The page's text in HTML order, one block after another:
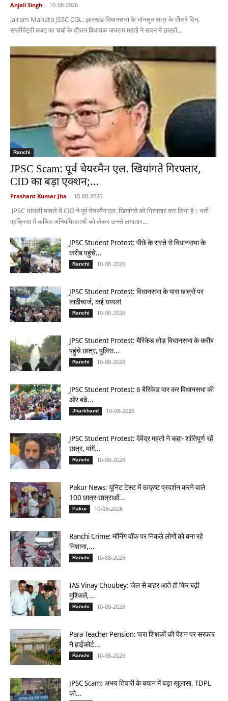
Anjali Singh - 10-08-2026
Jairam Mahato JSSC CGL: झारखंड विधानसभा के मॉनसून सत्र के तीसरे दिन,
सप्लीमेंट्री बजट पर चर्चा के दौरान विधायक जयराम महतो ने सदन में छात्रों...
Ranchi
JPSC Scam: पूर्व चेयरमैन एल. खियांगते गिरफ्तार,
CID का बड़ा एक्शन;...
Prashant Kumar Jha - 10-08-2026
JPSC धांधली मामले में CID ने पूर्व चेयरमैन एल. खियांगते को गिरफ्तार कर लिया है। भर्ती
प्रक्रिया में कथित अनियमितताओं को लेकर उनसे लगातार...
JPSC Student Protest: पीछे के रास्ते से विधानसभा के
करीब पहुंचे...
Ranchi 10-08-2026
JPSC Student Protest: विधानसभा के पास छात्रों पर
लाठीचार्ज, कई घायल!
Ranchi 10-08-2026
JPSC Student Protest: बैरिकेड तोड़ विधानसभा के करीब
पहुंचे छात्र, पुलिस...
Ranchi 10-08-2026
JPSC Student Protest: 6 बैरिकेड पार कर विधानसभा की
ओर बढ़े...
Jharkhand 10-08-2026
JPSC Student Protest: देवेंद्र महतो ने कहा- शांतिपूर्ण रहें
छात्र, मांगें...
Ranchi 10-08-2026
Pakur News: यूनिट टेस्ट में उत्कृष्ट प्रदर्शन करने वाले
100 छात्र-छात्राओं...
Pakur 10-08-2026
Ranchi Crime: मॉर्निंग वॉक पर निकले लोगों को बना रहे
निशाना,...
Ranchi 10-08-2026
IAS Vinay Choubey: जेल से बाहर आते ही फिर बढ़ी
मुश्किलें,...
Ranchi 10-08-2026
Para Teacher Pension: पारा शिक्षकों की पेंशन पर सरकार
ने हाईकोर्ट...
Ranchi 10-08-2026
JPSC Scam: अभय तिवारी के बयान में बड़ा खुलासा, TDPL
को...